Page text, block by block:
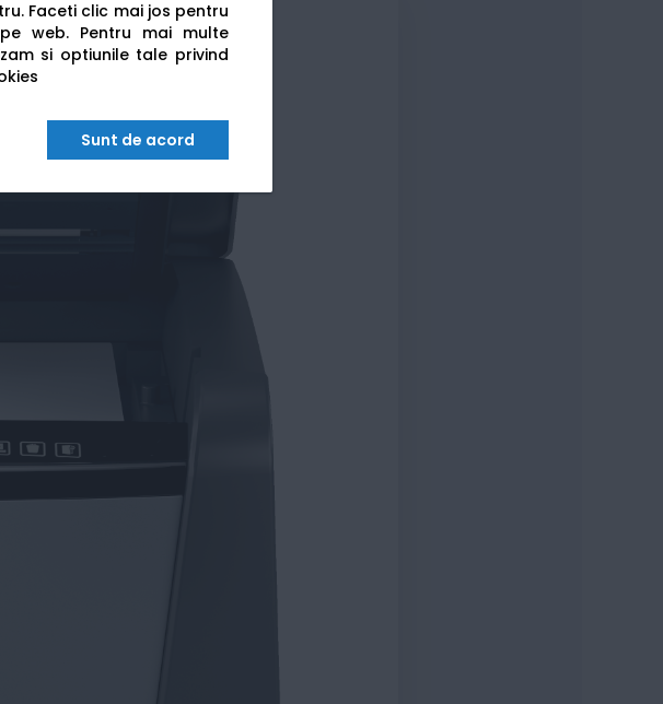
Faceti clic mai jos pentru
web. Pentru mai multe
si optiunile tale privind
Sunt de acord